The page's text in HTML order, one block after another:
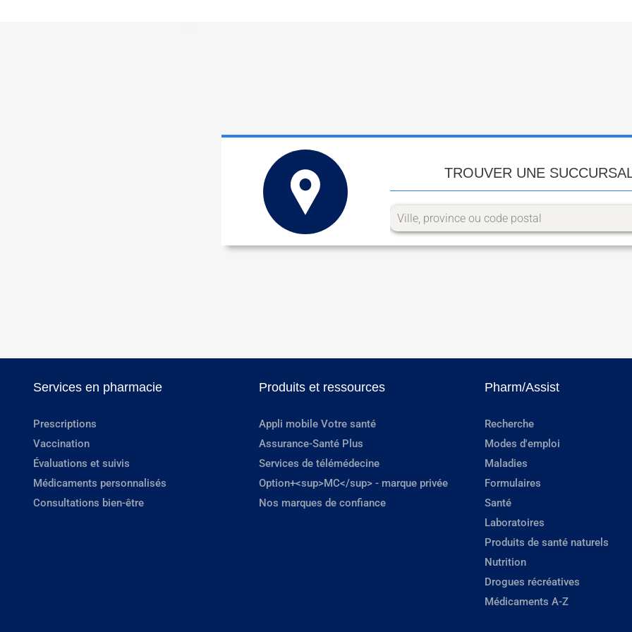
TROUVER UNE
Services en pharmacie
Prescriptions
Vaccination
Évaluations et suivis
Médicaments personnalisés
Consultations bien-être
Produits et ressources
Appli mobile Votre santé
Assurance-Santé Plus
Services de télémédecine
Option+<sup>MC</sup> - marque privée
Nos marques de confiance
Pharm/Assist
Recherche
Modes d'emploi
Maladies
Formulaires
Santé
Laboratoires
Produits de santé naturels
Nutrition
Drogues récréatives
Médicaments A-Z